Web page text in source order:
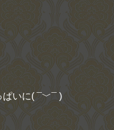
ぱいに( ¯﹀¯ )